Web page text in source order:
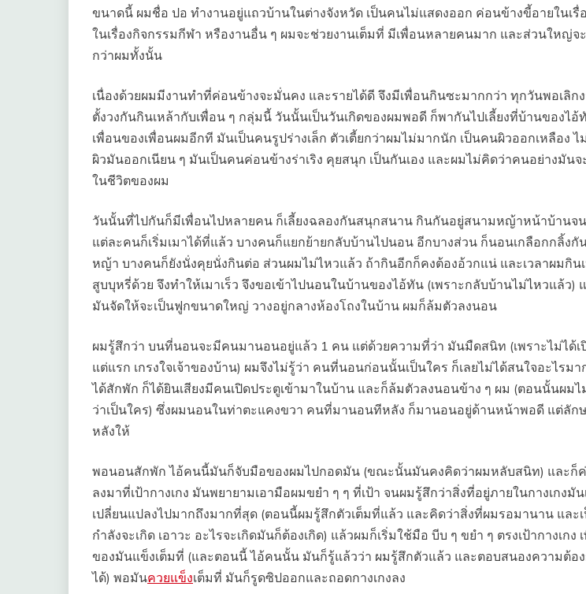
ขนาดนี้ ผมชื่อ ปอ ทำงานอยู่แถวบ้านในต่างจังหวัด เป็นคนไม่แสดงออก ค่อนข้างขี้อายในเรื่
ในเรื่องกิจกรรมกีฬา หรืองานอื่น ๆ ผมจะช่วยงานเต็มที่ มีเพื่อนหลายคนมาก และส่วนใหญ่จ
กว่าผมทั้งนั้น
เนื่องด้วยผมมีงานทำที่ค่อนข้างจะมั่นคง และรายได้ดี จึงมีเพื่อนกินซะมากกว่า ทุกวันพอเลิก
ตั้งวงกันกินเหล้ากับเพื่อน ๆ กลุ่มนี้ วันนั้นเป็นวันเกิดของผมพอดี ก็พากันไปเลี้ยงที่บ้านของไอ้
เพื่อนของเพื่อนผมอีกที มันเป็นคนรูปร่างเล็ก ตัวเตี้ยกว่าผมไม่มากนัก เป็นคนผิวออกเหลือง
ผิวมันออกเนียน ๆ มันเป็นคนค่อนข้างร่าเริง คุยสนุก เป็นกันเอง และผมไม่คิดว่าคนอย่างมันจ
ในชีวิตของผม
วันนั้นที่ไปกันก็มีเพื่อนไปหลายคน ก็เลี้ยงฉลองกันสนุกสนาน กินกันอยู่สนามหญ้าหน้าบ้านจ
แต่ละคนก็เริ่มเมาได้ที่แล้ว บางคนก็แยกย้ายกลับบ้านไปนอน อีกบางส่วน ก็นอนเกลือกกลิ้งกั
หญ้า บางคนก็ยังนั่งคุยนั่งกินต่อ ส่วนผมไม่ไหวแล้ว ถ้ากินอีกก็คงต้องอ้วกแน่ และเวลาผมกิน
สูบบุหรี่ด้วย จึงทำให้เมาเร็ว จึงขอเข้าไปนอนในบ้านของไอ้ทัน (เพราะกลับบ้านไม่ไหวแล้ว)
มันจัดให้จะเป็นฟูกขนาดใหญ่ วางอยู่กลางห้องโถงในบ้าน ผมก็ล้มตัวลงนอน
ผมรู้สึกว่า บนที่นอนจะมีคนมานอนอยู่แล้ว 1 คน แต่ด้วยความที่ว่า มันมืดสนิท (เพราะไม่ได้เ
แต่แรก เกรงใจเจ้าของบ้าน) ผมจึงไม่รู้ว่า คนที่นอนก่อนนั้นเป็นใคร ก็เลยไม่ได้สนใจอะไรม
ได้สักพัก ก็ได้ยินเสียงมีคนเปิดประตูเข้ามาในบ้าน และก็ล้มตัวลงนอนข้าง ๆ ผม (ตอนนั้นผม
ว่าเป็นใคร) ซึ่งผมนอนในท่าตะแคงขวา คนที่มานอนทีหลัง ก็มานอนอยู่ด้านหน้าพอดี แต่ลั
หลังให้
พอนอนสักพัก ไอ้คนนี้มันก็จับมือของผมไปกอดมัน (ขณะนั้นมันคงคิดว่าผมหลับสนิท) และก็ค่
ลงมาที่เป้ากางเกง มันพยายามเอามือผมขยำ ๆ ๆ ที่เป้า จนผมรู้สึกว่าสิ่งที่อยู่ภายในกางเกงมัน
เปลี่ยนแปลงไปมากถึงมากที่สุด (ตอนนี้ผมรู้สึกตัวเต็มที่แล้ว และคิดว่าสิ่งที่ผมรอมานาน และ
กำลังจะเกิด เอาวะ อะไรจะเกิดมันก็ต้องเกิด) แล้วผมก็เริ่มใช้มือ บีบ ๆ ขยำ ๆ ตรงเป้ากางเกง
ของมันแข็งเต็มที่ (และตอนนี้ ไอ้คนนั้น มันก็รู้แล้วว่า ผมรู้สึกตัวแล้ว และตอบสนองความต้อ
ได้) พอมันควยแข็งเต็มที่ มันก็รูดซิปออกและถอดกางเกงลง